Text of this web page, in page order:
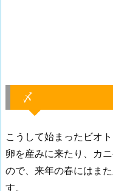
〆
こうして始まったビオ
卵を産みに来たり、カ
ので、来年の春にはま
す。